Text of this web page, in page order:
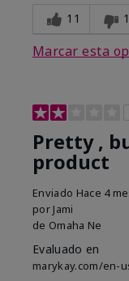
11 1
Marcar esta
Pretty ,
product
Enviado Hace 4
por Jami
de Omaha Ne
Evaluado en
marykay.com/en-